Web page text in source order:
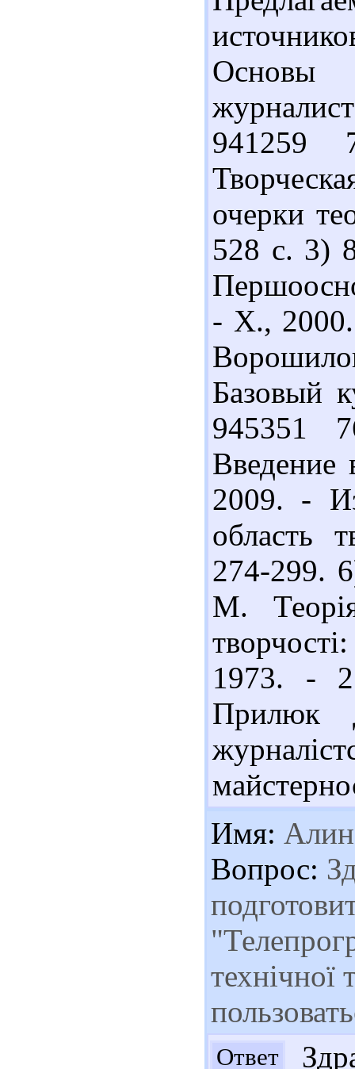
Основы
очерки
528 с. 3)
- Х.,
Базовый
945351
2009. -
область
274-299.
М.
1973. -
Прилюк
Имя:
Вопрос:
Ответ